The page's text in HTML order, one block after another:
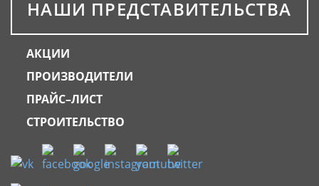
НАШИ ПРЕДСТАВИТЕЛЬСТВА
АКЦИИ
ПРОИЗВОДИТЕЛИ
ПРАЙС–ЛИСТ
СТРОИТЕЛЬСТВО